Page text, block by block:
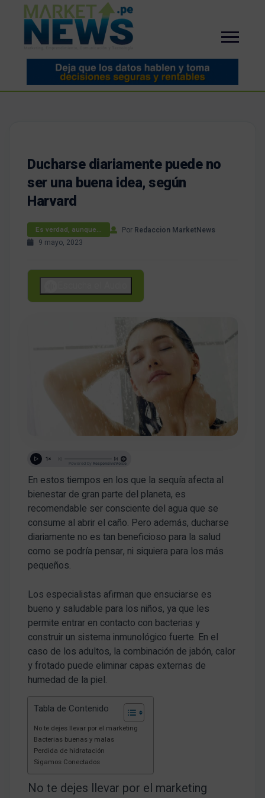
Ducharse diariamente puede no
ser una buena idea, según
Harvard
Es verdad, aunque… Por Redaccion MarketNews
9 mayo, 2023
En estos tiempos en los que la sequía afecta al
bienestar de gran parte del planeta, es
recomendable ser consciente del agua que se
consume al abrir el caño. Pero además, ducharse
diariamente no es tan beneficioso para la salud
como se podría pensar, ni siquiera para los más
pequeños.
Los especialistas afirman que ensuciarse es
bueno y saludable para los niños, ya que les
permite entrar en contacto con bacterias y
construir un sistema inmunológico fuerte. En el
caso de los adultos, la combinación de jabón, calor
y frotado puede eliminar capas externas de
humedad de la piel.
Tabla de Contenido
No te dejes llevar por el marketing
Bacterias buenas y malas
Perdida de hidratación
Sigamos Conectados
No te dejes llevar por el marketing